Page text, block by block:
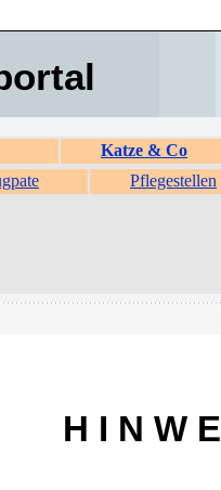
Katze & Co
Pflegestellen
H I N W